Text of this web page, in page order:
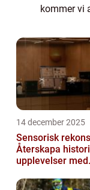
kommer vi
för- och
detta
14 december 2025
Sensorisk
Återskapa
upplevelser med